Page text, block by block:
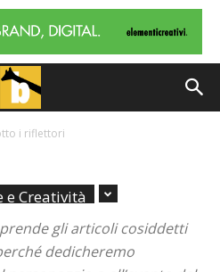
i riflettori
e Creatività
gli articoli cosiddetti
dedicheremo